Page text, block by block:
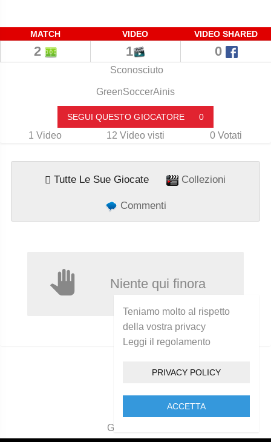
MATCH VIDEO VIDEO SHARED
2 1 0
Sconosciuto
GreenSoccerAinis
SEGUI QUESTO GIOCATORE 0
1 Video 12 Video visti 0 Votati
Tutte Le Sue Giocate Collezioni
Commenti
Niente qui finora
Teniamo molto al rispetto
della vostra privacy
Leggi il regolamento
PRIVACY POLICY
ACCETTA
Golcam 2021